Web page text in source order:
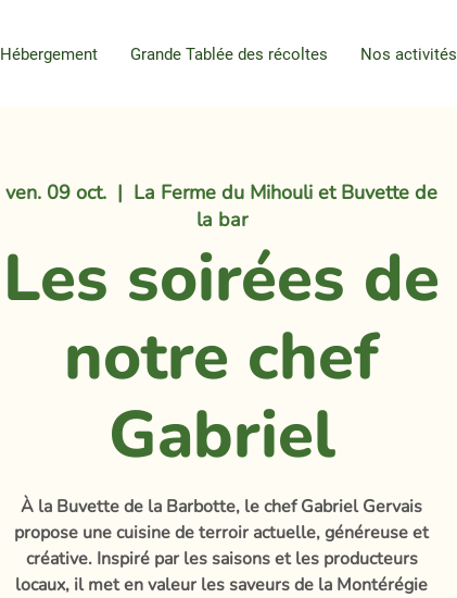
Hébergement Grande Tablée des récoltes Nos activités
ven. 09 oct.
  |
La Ferme du Mihouli et Buvette de
la bar
Les soirées de
notre chef
Gabriel
À la Buvette de la Barbotte, le chef Gabriel Gervais
propose une cuisine de terroir actuelle, généreuse et
créative. Inspiré par les saisons et les producteurs
locaux, il met en valeur les saveurs de la Montérégie